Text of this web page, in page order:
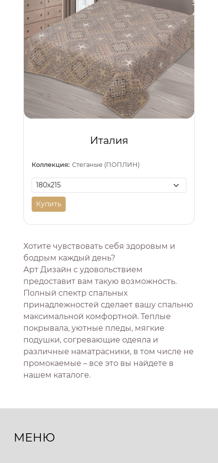
Италия
Коллекция: Стеганые (ПОПЛИН)
Купить
Хотите чувствовать себя здоровым и
бодрым каждый день?
Арт Дизайн с удовольствием
предоставит вам такую возможность.
Полный спектр спальных
принадлежностей сделает вашу спальню
максимальной комфортной. Теплые
покрывала, уютные пледы, мягкие
подушки, согревающие одеяла и
различные наматрасники, в том числе не
промокаемые – все это вы найдете в
нашем каталоге.
МЕНЮ